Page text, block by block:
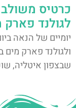
כרטיס
לגולנד פארק
יומיים של הנאה
שבצפון איטליה,